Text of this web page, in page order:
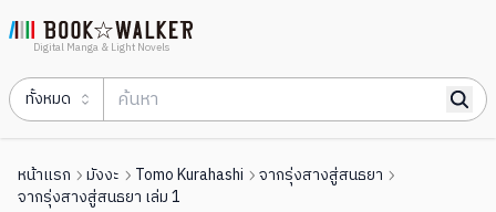
Digital Manga & Light Novels
ทั้งหมด
หน้าแรก มังงะ Tomo Kurahashi
จากรุ่งสางสู่สนธยา
จากรุ่งสางสู่สนธยา เล่ม 1